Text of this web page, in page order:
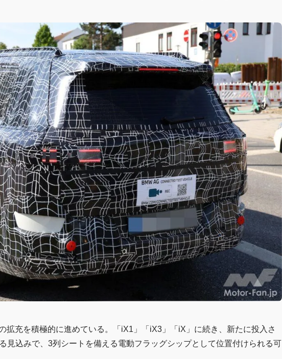
拡充を積極的に進めている。「iX1」「iX3」「iX」に続き、新たに投入さ
見込みで、3列シートを備える電動フラッグシップとして位置付けられる可